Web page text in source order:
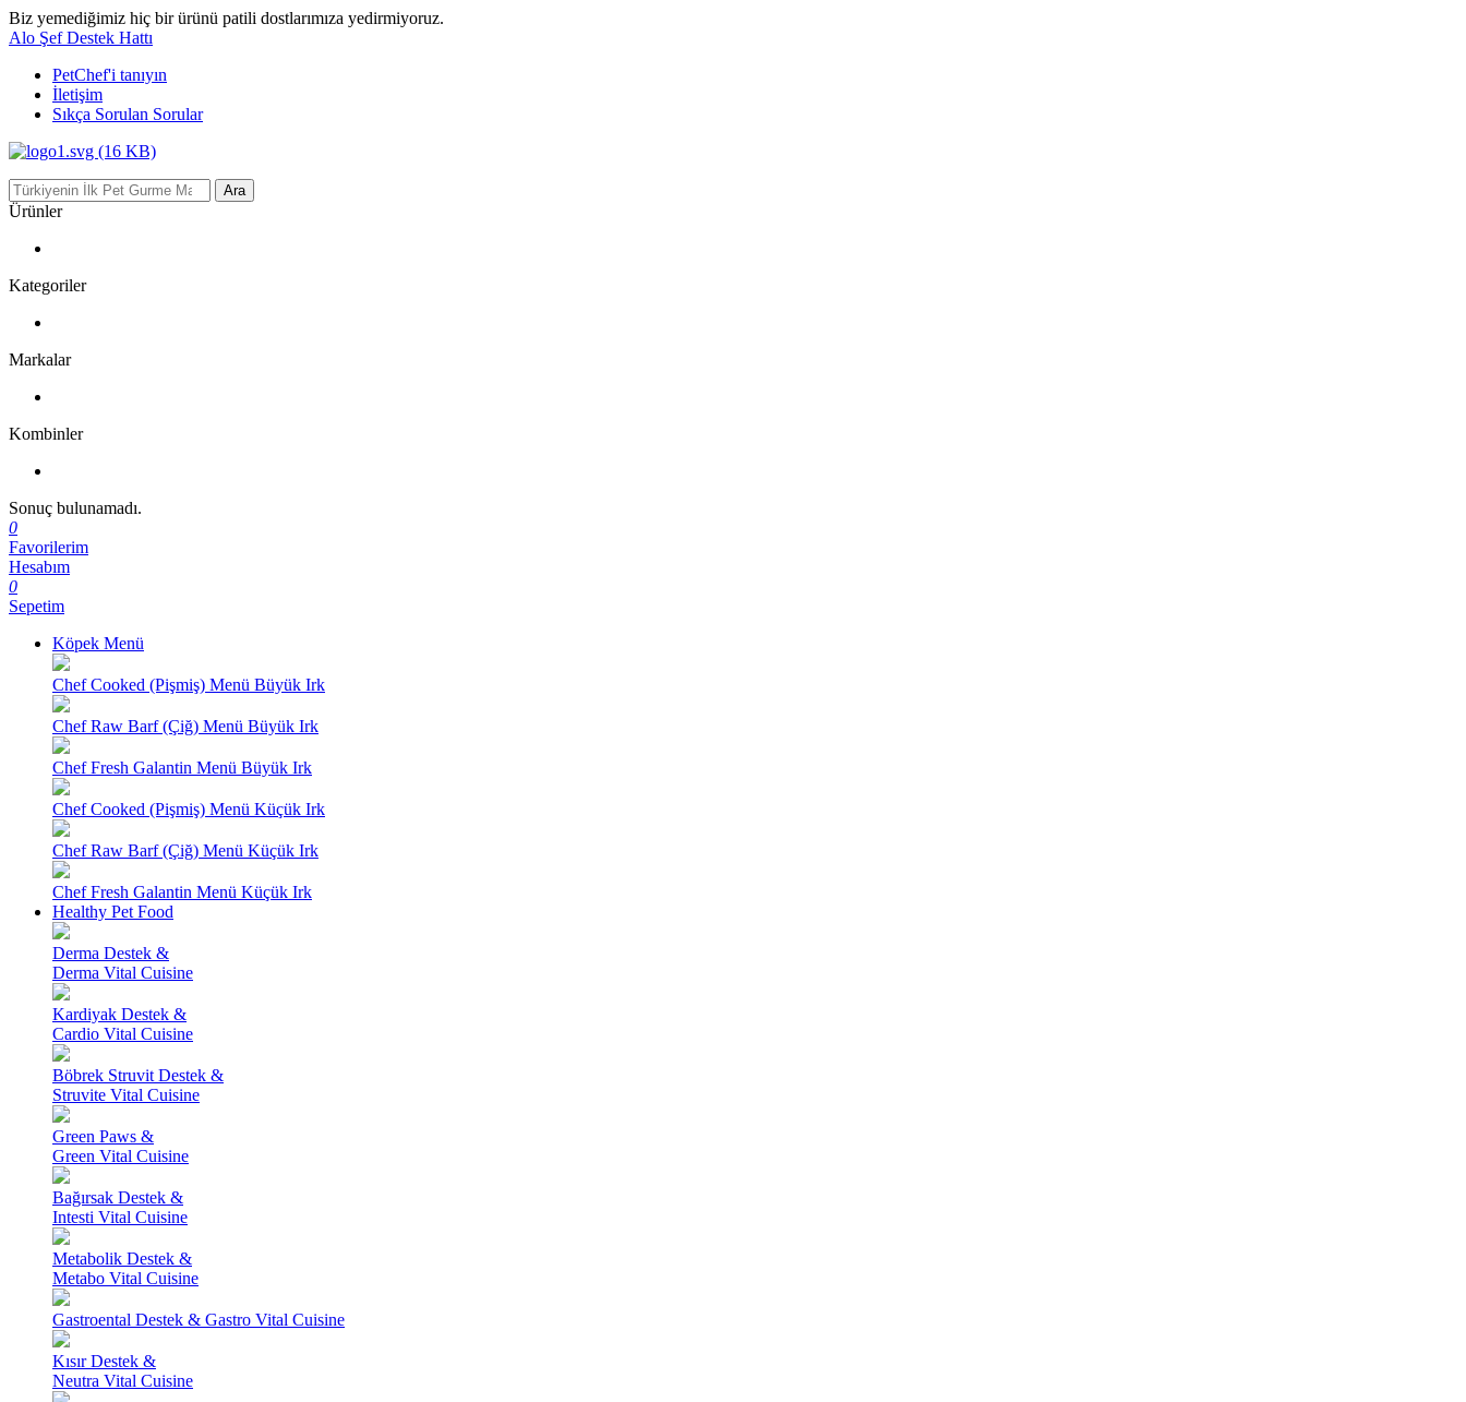
Biz yemediğimiz hiç bir ürünü patili dostlarımıza yedirmiyoruz.
Alo Şef Destek Hattı
PetChef'i tanıyın
İletişim
Sıkça Sorulan Sorular
Ara
Ürünler
Kategoriler
Markalar
Kombinler
Sonuç bulunamadı.
0
Favorilerim
Hesabım
0
Sepetim
Köpek Menü
Chef Cooked (Pişmiş) Menü Büyük Irk
Chef Raw Barf (Çiğ) Menü Büyük Irk
Chef Fresh Galantin Menü Büyük Irk
Chef Cooked (Pişmiş) Menü Küçük Irk
Chef Raw Barf (Çiğ) Menü Küçük Irk
Chef Fresh Galantin Menü Küçük Irk
Healthy Pet Food
Derma Destek &
Derma Vital Cuisine
Kardiyak Destek &
Cardio Vital Cuisine
Böbrek Struvit Destek &
Struvite Vital Cuisine
Green Paws &
Green Vital Cuisine
Bağırsak Destek &
Intesti Vital Cuisine
Metabolik Destek &
Metabo Vital Cuisine
Gastroental Destek & Gastro Vital Cuisine
Kısır Destek &
Neutra Vital Cuisine